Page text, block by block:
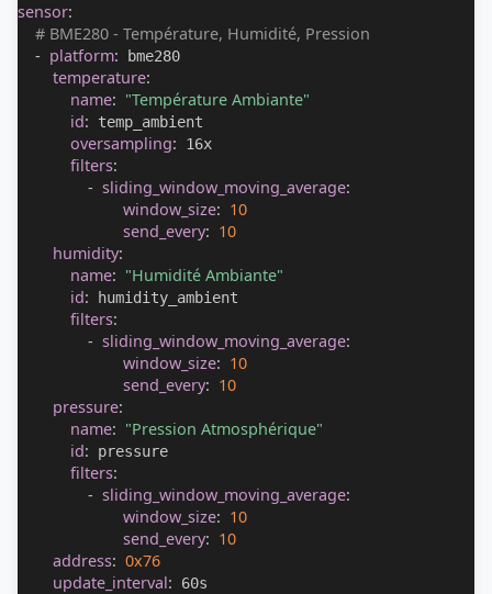
sensor:
# BME280 - Température, Humidité, Pression
- platform: bme280
temperature:
name: "Température Ambiante"
id: temp_ambient
oversampling: 16x
filters:
- sliding_window_moving_average:
window_size: 10
send_every: 10
humidity:
name: "Humidité Ambiante"
id: humidity_ambient
filters:
- sliding_window_moving_average:
window_size: 10
send_every: 10
pressure:
name: "Pression Atmosphérique"
id: pressure
filters:
- sliding_window_moving_average:
window_size: 10
send_every: 10
address: 0x76
update_interval: 60s